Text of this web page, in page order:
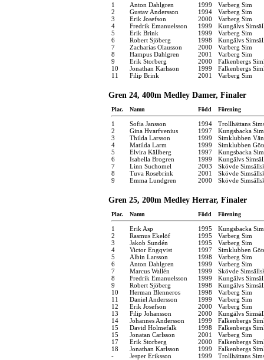
1 Anton Dahlgren 1999
Varberg Sim
2
Gustav Andersson 1994
Varberg Sim
3
Erik Josefson 2000
Varberg Sim
4
Fredrik Emanuelsson 1999
Kungälvs
5
Erik Brink 1999
Varberg Sim
6
Robert Sjöberg 1998
Kungälvs
7
Zacharias Olausson 2000
Varberg Sim
8
Hampus Dahlgren 2001
Varberg Sim
9
Erik Storberg 2000
Falkenbergs
10
Jonathan Karlsson 1999
Falkenbergs
11
Filip Brink 2001 Varberg Sim
Gren 24, 400m Medley Damer, Finaler
Plac. Namn Född Förening
1 Sofia Jansson 1994
Trollhättans
2
Gina Hvarfvenius 1997
Kungsbacka
3
Thilda Larsson 1999
Simklubben
4
Matilda Larm 1999
Simklubben
5
Elvira Källberg 1997
Kungsbacka
6
Isabella Brogren 1999
Kungälvs
7
Linn Suchomel 2003
Skövde
8
Tuva Rosebrink 2001
Skövde
9
Emma Lundgren 2000 Skövde
Gren 25, 200m Medley Herrar, Finaler
Plac. Namn Född Förening
1 Erik Asp 1995
Kungsbacka
2
Rasmus Ekelöf 1995
Varberg Sim
3
Jakob Sundén 1995
Varberg Sim
4
Victor Engqvist 1997
Simklubben
5
Albin Larsson 1998
Varberg Sim
6
Anton Dahlgren 1999
Varberg Sim
7
Marcus Wallén 1999
Skövde
8
Fredrik Emanuelsson 1999
Kungälvs
9
Robert Sjöberg 1998
Kungälvs
10
Herman Blenneros 1998
Varberg Sim
11
Daniel Andersson 1999
Varberg Sim
12
Erik Josefson 2000
Varberg Sim
13
Filip Johansson 2000
Kungälvs
14
Johannes Andersson 1999
Falkenbergs
15
David Holmefalk 1998
Falkenbergs
15
Jonatan Carlsson 2001
Varberg Sim
17
Erik Storberg 2000
Falkenbergs
18
Jonathan Karlsson 1999
Falkenbergs
-
Jesper Eriksson 1999 Trollhättans